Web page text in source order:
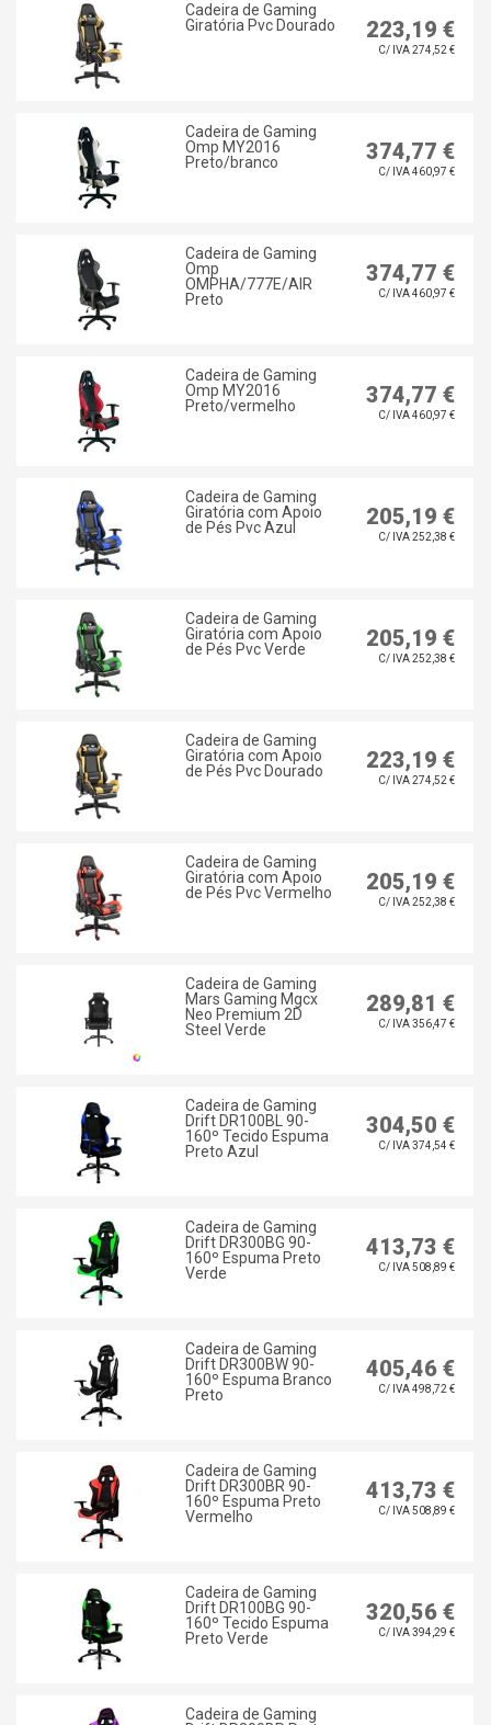
Cadeira de Gaming
Giratória Pvc Dourado
223,19 €
C/ IVA 274,52 €
Cadeira de Gaming
Omp MY2016
Preto/branco
374,77 €
C/ IVA 460,97 €
Cadeira de Gaming
Omp
OMPHA/777E/AIR
Preto
374,77 €
C/ IVA 460,97 €
Cadeira de Gaming
Omp MY2016
Preto/vermelho
374,77 €
C/ IVA 460,97 €
Cadeira de Gaming
Giratória com Apoio
de Pés Pvc Azul
205,19 €
C/ IVA 252,38 €
Cadeira de Gaming
Giratória com Apoio
de Pés Pvc Verde
205,19 €
C/ IVA 252,38 €
Cadeira de Gaming
Giratória com Apoio
de Pés Pvc Dourado
223,19 €
C/ IVA 274,52 €
Cadeira de Gaming
Giratória com Apoio
de Pés Pvc Vermelho
205,19 €
C/ IVA 252,38 €
Cadeira de Gaming
Mars Gaming Mgcx
Neo Premium 2D
Steel Verde
289,81 €
C/ IVA 356,47 €
Cadeira de Gaming
Drift DR100BL 90-
160º Tecido Espuma
Preto Azul
304,50 €
C/ IVA 374,54 €
Cadeira de Gaming
Drift DR300BG 90-
160º Espuma Preto
Verde
413,73 €
C/ IVA 508,89 €
Cadeira de Gaming
Drift DR300BW 90-
160º Espuma Branco
Preto
405,46 €
C/ IVA 498,72 €
Cadeira de Gaming
Drift DR300BR 90-
160º Espuma Preto
Vermelho
413,73 €
C/ IVA 508,89 €
Cadeira de Gaming
Drift DR100BG 90-
160º Tecido Espuma
Preto Verde
320,56 €
C/ IVA 394,29 €
Cadeira de Gaming